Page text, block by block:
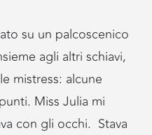
su un palcoscenico
agli altri schiavi,
mistress: alcune
Miss Julia mi
con gli occhi. Stava